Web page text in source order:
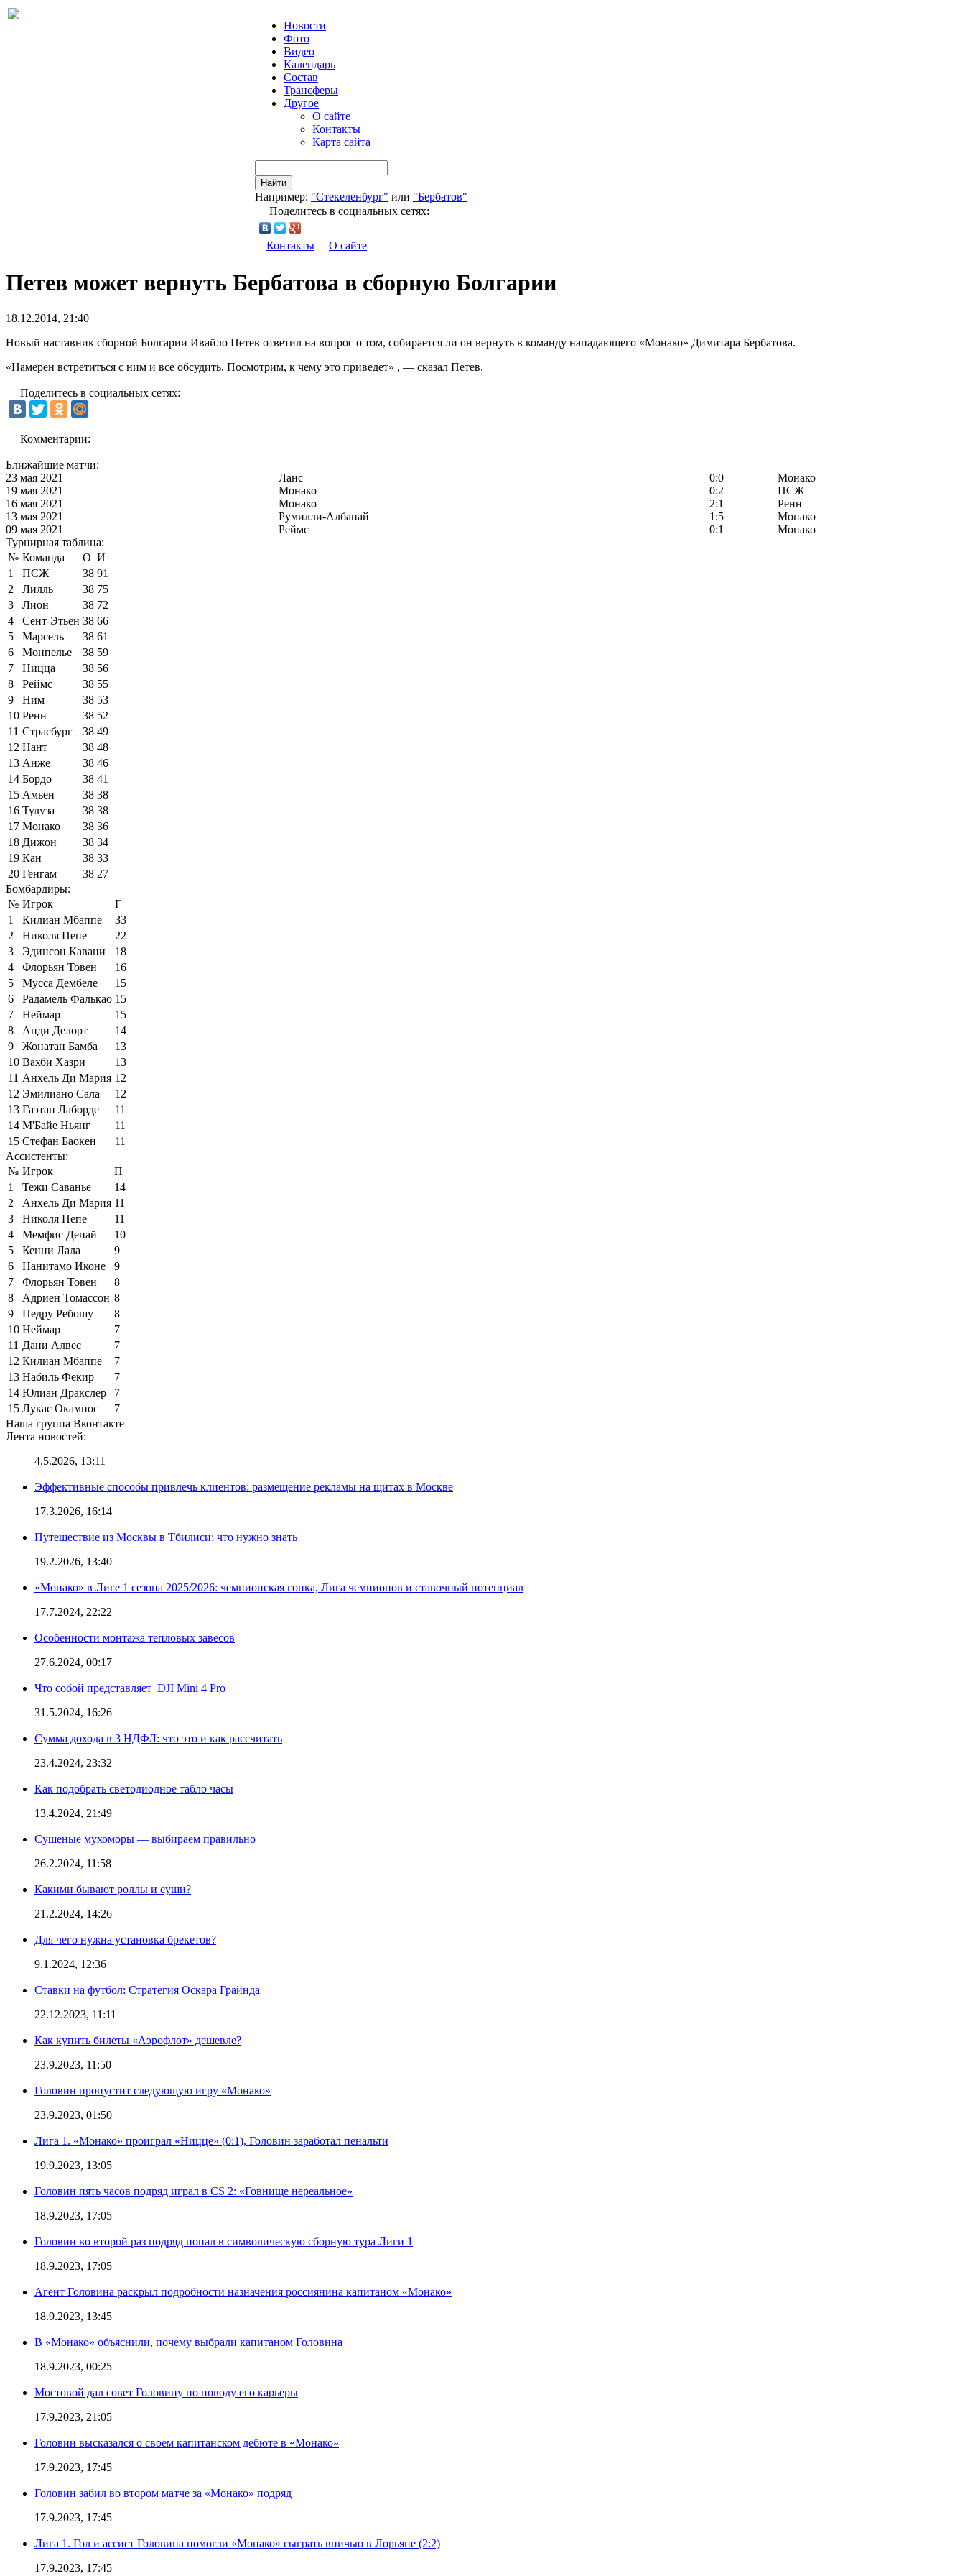
Новости
Фото
Видео
Календарь
Состав
Трансферы
Другое
О сайте
Контакты
Карта сайта
Найти
Например: "Стекеленбург" или "Бербатов"
Поделитесь в социальных сетях:
Контакты О сайте
Петев может вернуть Бербатова в сборную Болгарии
18.12.2014, 21:40
Новый наставник сборной Болгарии Ивайло Петев ответил на вопрос о том, собирается ли он вернуть в команду нападающего «Монако» Димитара Бербатова.
«Намерен встретиться с ним и все обсудить. Посмотрим, к чему это приведет» , — сказал Петев.
Поделитесь в социальных сетях:
Комментарии:
Ближайшие матчи:
23 мая 2021
Ланс 0:0
Монако
19 мая 2021
Монако 0:2
ПСЖ
16 мая 2021
Монако 2:1
Ренн
13 мая 2021
Румилли-Албанай 1:5
Монако
09 мая 2021
Реймс 0:1
Монако
Турнирная таблица:
№ Команда О И
1
ПСЖ 38 91
2
Лилль 38 75
3
Лион 38 72
4
Сент-Этьен 38 66
5
Марсель 38 61
6
Монпелье 38 59
7
Ницца 38 56
8
Реймс 38 55
9
Ним 38 53
10 Ренн 38 52
11 Страсбург 38 49
12 Нант 38 48
13 Анже 38 46
14 Бордо 38 41
15 Амьен 38 38
16 Тулуза 38 38
17 Монако 38 36
18 Дижон 38 34
19 Кан 38 33
20 Генгам 38 27
Бомбардиры:
№ Игрок
Г
1
Килиан Мбаппе
33
2
Николя Пепе
22
3
Эдинсон Кавани
18
4
Флорьян Товен
16
5
Мусса Дембеле
15
6
Радамель Фалькао 15
7
Неймар
15
8
Анди Делорт
14
9
Жонатан Бамба
13
10 Вахби Хазри
13
11 Анхель Ди Мария 12
12 Эмилиано Сала
12
13 Гаэтан Лаборде
11
14 М'Байе Ньянг
11
15 Стефан Баокен
11
Ассистенты:
№ Игрок
П
1
Тежи Саванье
14
2
Анхель Ди Мария 11
3
Николя Пепе
11
4
Мемфис Депай
10
5
Кенни Лала
9
6
Нанитамо Иконе
9
7
Флорьян Товен
8
8
Адриен Томассон 8
9
Педру Ребошу
8
10 Неймар
7
11 Дани Алвес
7
12 Килиан Мбаппе
7
13 Набиль Фекир
7
14 Юлиан Дракслер
7
15 Лукас Окампос
7
Наша группа Вконтакте
Лента новостей:
4.5.2026, 13:11
Эффективные способы привлечь клиентов: размещение рекламы на щитах в Москве
17.3.2026, 16:14
Путешествие из Москвы в Тбилиси: что нужно знать
19.2.2026, 13:40
«Монако» в Лиге 1 сезона 2025/2026: чемпионская гонка, Лига чемпионов и ставочный потенциал
17.7.2024, 22:22
Особенности монтажа тепловых завесов
27.6.2024, 00:17
Что собой представляет DJI Mini 4 Pro
31.5.2024, 16:26
Сумма дохода в 3 НДФЛ: что это и как рассчитать
23.4.2024, 23:32
Как подобрать светодиодное табло часы
13.4.2024, 21:49
Сушеные мухоморы — выбираем правильно
26.2.2024, 11:58
Какими бывают роллы и суши?
21.2.2024, 14:26
Для чего нужна установка брекетов?
9.1.2024, 12:36
Ставки на футбол: Стратегия Оскара Грайнда
22.12.2023, 11:11
Как купить билеты «Аэрофлот» дешевле?
23.9.2023, 11:50
Головин пропустит следующую игру «Монако»
23.9.2023, 01:50
Лига 1. «Монако» проиграл «Ницце» (0:1), Головин заработал пенальти
19.9.2023, 13:05
Головин пять часов подряд играл в CS 2: «Говнище нереальное»
18.9.2023, 17:05
Головин во второй раз подряд попал в символическую сборную тура Лиги 1
18.9.2023, 17:05
Агент Головина раскрыл подробности назначения россиянина капитаном «Монако»
18.9.2023, 13:45
В «Монако» объяснили, почему выбрали капитаном Головина
18.9.2023, 00:25
Мостовой дал совет Головину по поводу его карьеры
17.9.2023, 21:05
Головин высказался о своем капитанском дебюте в «Монако»
17.9.2023, 17:45
Головин забил во втором матче за «Монако» подряд
17.9.2023, 17:45
Лига 1. Гол и ассист Головина помогли «Монако» сыграть вничью в Лорьяне (2:2)
17.9.2023, 17:45